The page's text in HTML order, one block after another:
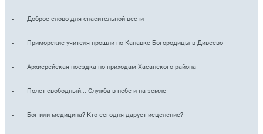
Доброе слово для спасительной вести
Приморские учителя прошли по Канавке Богородицы в Дивеево
Архиерейская поездка по приходам Хасанского района
Полет свободный... Служба в небе и на земле
Бог или медицина? Кто сегодня дарует исцеление?